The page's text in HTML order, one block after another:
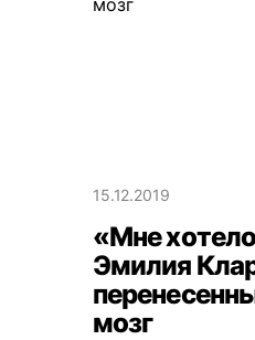
15.12.2019
«Мне
Эмилия
мозг